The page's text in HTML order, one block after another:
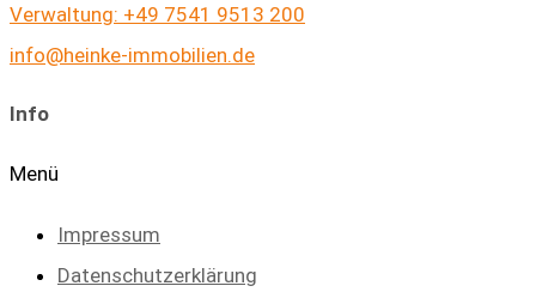
Verwaltung: +49 7541 9513 200
info@heinke-immobilien.de
Info
Menü
Impressum
Datenschutzerklärung